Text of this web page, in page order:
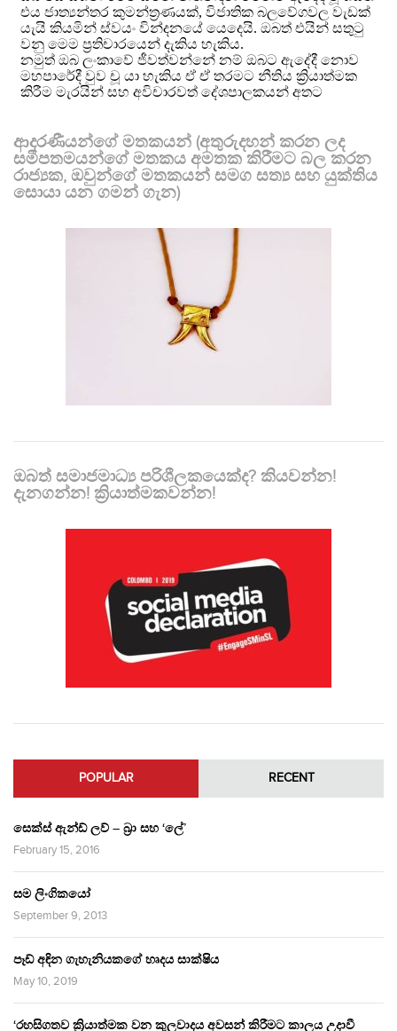
ආදරණීයන්ගේ මතකයන් (අතුරුදහන් කරන ලද
සමීපතමයන්ගේ මතකය අමතක කිරීමට බල කරන
රාජ්‍යක, ඔවුන්ගේ මතකයන් සමග සත්‍ය සහ යුක්තිය
සොයා යන ගමන් ගැන)
ඔබත් සමාජමාධ්‍ය පරිශීලකයෙක්ද? කියවන්න!
දැනගන්න! ක්‍රියාත්මකවන්න!
POPULAR RECENT
සෙක්ස් ඇන්ඩ් ලව් – බ්‍රා සහ ‘ලේ’
February 15, 2016
සම ලිංගිකයෝ
September 9, 2013
පෑඩ් අඳින ගැහැනියකගේ හෘදය සාක්ෂිය
May 10, 2019
‘රහසිගතව ක්‍රියාත්මක වන කුලවාදය අවසන් කිරීමට කාලය උදාවී